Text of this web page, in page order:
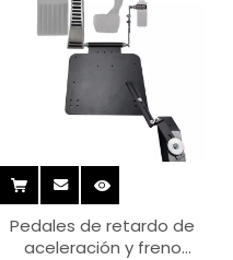
Pedales de retardo de
aceleración y freno